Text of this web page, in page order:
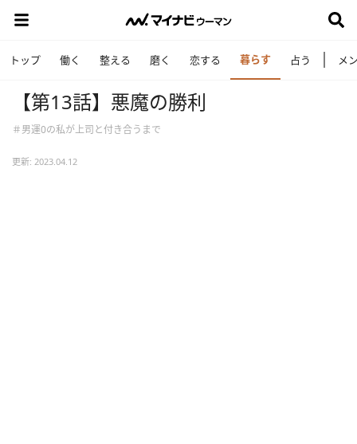
トップ 働く 整える 磨く 恋する 暮らす 占う メ
【第13話】悪魔の勝利
＃男運0の私が上司と付き合うまで
更新: 2023.04.12